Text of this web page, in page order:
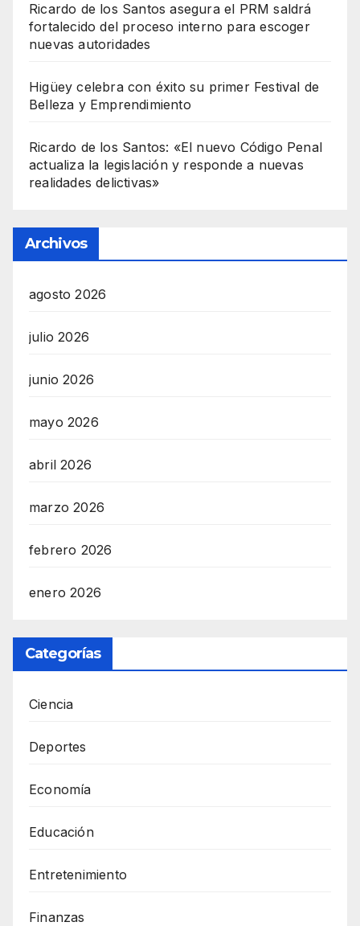
Ricardo de los Santos asegura el PRM saldrá
fortalecido del proceso interno para escoger
nuevas autoridades
Higüey celebra con éxito su primer Festival de
Belleza y Emprendimiento
Ricardo de los Santos: «El nuevo Código Penal
actualiza la legislación y responde a nuevas
realidades delictivas»
Archivos
agosto 2026
julio 2026
junio 2026
mayo 2026
abril 2026
marzo 2026
febrero 2026
enero 2026
Categorías
Ciencia
Deportes
Economía
Educación
Entretenimiento
Finanzas